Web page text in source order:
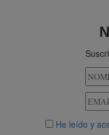
He leído y